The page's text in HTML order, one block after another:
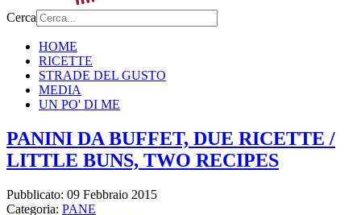
Cerca
HOME
RICETTE
STRADE DEL GUSTO
MEDIA
UN PO' DI ME
PANINI DA BUFFET, DUE RICETTE /
LITTLE BUNS, TWO RECIPES
Pubblicato: 09 Febbraio 2015
Categoria: PANE